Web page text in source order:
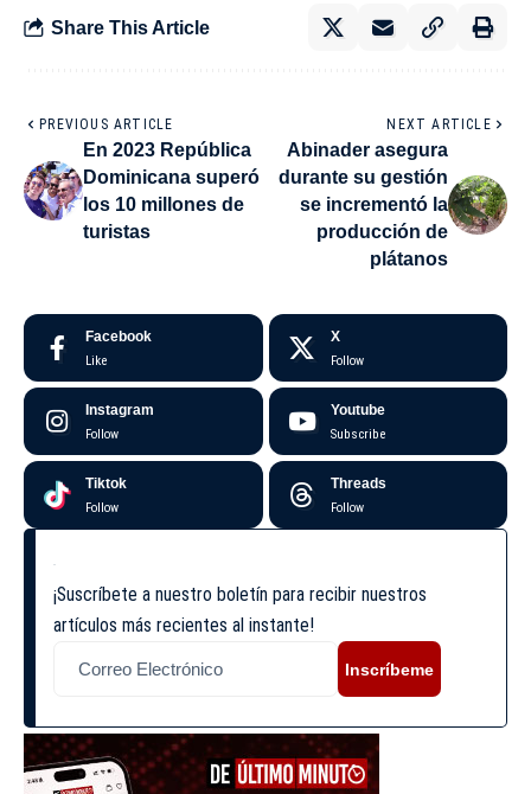
Share This Article
PREVIOUS ARTICLE
En 2023 República
Dominicana superó
los 10 millones de
turistas
NEXT ARTICLE
Abinader asegura
durante su gestión
se incrementó la
producción de
plátanos
Facebook
Like
X
Follow
Instagram
Follow
Youtube
Subscribe
Tiktok
Follow
Threads
Follow
¡Suscríbete a nuestro boletín para recibir nuestros
artículos más recientes al instante!
Inscríbeme